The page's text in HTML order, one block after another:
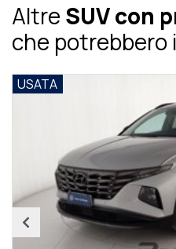
AltreSUV con
che
USATA